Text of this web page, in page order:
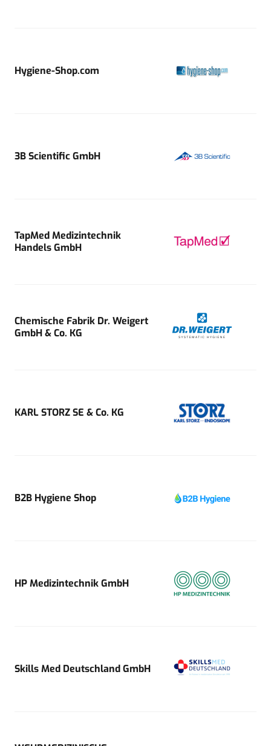
Hygiene-Shop.com
3B Scientific GmbH
TapMed Medizintechnik
Handels GmbH
Chemische Fabrik Dr. Weigert
GmbH & Co. KG
KARL STORZ SE & Co. KG
B2B Hygiene Shop
HP Medizintechnik GmbH
Skills Med Deutschland GmbH